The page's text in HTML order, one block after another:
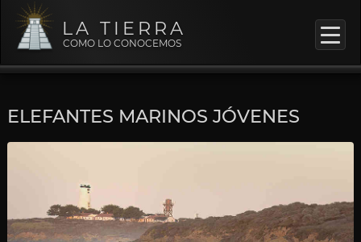
LA TIERRA
COMO LO CONOCEMOS
ELEFANTES MARINOS JÓVENES